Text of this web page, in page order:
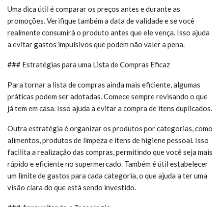
Uma dica útil é comparar os preços antes e durante as
promoções. Verifique também a data de validade e se você
realmente consumirá o produto antes que ele vença. Isso ajuda
a evitar gastos impulsivos que podem não valer a pena.
### Estratégias para uma Lista de Compras Eficaz
Para tornar a lista de compras ainda mais eficiente, algumas
práticas podem ser adotadas. Comece sempre revisando o que
já tem em casa. Isso ajuda a evitar a compra de itens duplicados.
Outra estratégia é organizar os produtos por categorias, como
alimentos, produtos de limpeza e itens de higiene pessoal. Isso
facilita a realização das compras, permitindo que você seja mais
rápido e eficiente no supermercado. Também é útil estabelecer
um limite de gastos para cada categoria, o que ajuda a ter uma
visão clara do que está sendo investido.